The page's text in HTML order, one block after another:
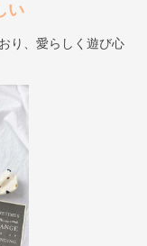
い
り、愛らしく遊び心